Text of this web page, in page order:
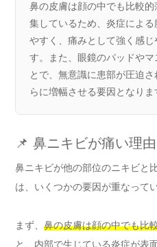
鼻の皮膚は顔の中でも比較
集しているため、炎症によ
やすく、痛みとして強く感
す。また、眼鏡のパッドや
とで、無意識に患部が圧迫
らに増幅させる要因となりま
📌 鼻ニキビが痛い理由
鼻ニキビが他の部位のニキビと
は、いくつかの要因が重なって
まず、 鼻の皮膚は顔の中でも比
と、内部で生じている炎症が表